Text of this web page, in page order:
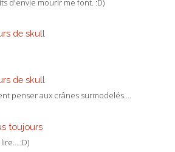
d'envie mourir me font. :D)
de skull
de skull
penser aux crânes surmodelés....
toujours
:D)